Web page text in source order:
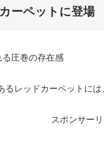
ーペットに登場
る圧巻の存在感
レッドカーペットに
スポンサー